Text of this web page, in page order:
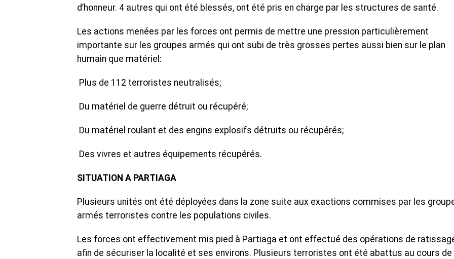
d’honneur. 4 autres qui ont été blessés, ont été pris en charge par les structures de santé.
Les actions menées par les forces ont permis de mettre une pression particulièrement
importante sur les groupes armés qui ont subi de très grosses pertes aussi bien sur le plan
humain que matériel:
Plus de 112 terroristes neutralisés;
Du matériel de guerre détruit ou récupéré;
Du matériel roulant et des engins explosifs détruits ou récupérés;
Des vivres et autres équipements récupérés.
SITUATION A PARTIAGA
Plusieurs unités ont été déployées dans la zone suite aux exactions commises par les
armés terroristes contre les populations civiles.
Les forces ont effectivement mis pied à Partiaga et ont effectué des opérations de
afin de sécuriser la localité et ses environs. Plusieurs terroristes ont été abattus au cours de